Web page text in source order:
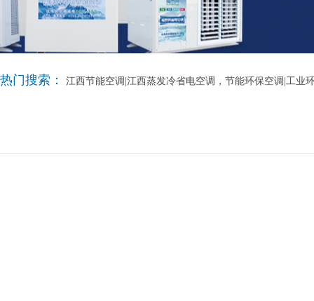
热门搜索： 江西节能空调|江西蒸发冷省电空调，节能环保空调|工业